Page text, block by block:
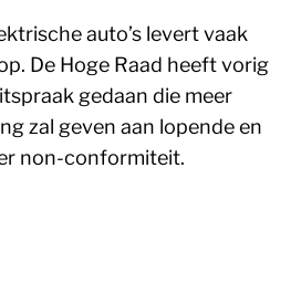
auto’s levert vaak
De Hoge Raad heeft vorig
gedaan die meer
zal geven aan lopende en
non-conformiteit.